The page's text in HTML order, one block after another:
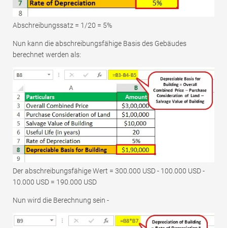
Abschreibungssatz = 1/20 = 5%
Nun kann die abschreibungsfähige Basis des Gebäudes
berechnet werden als:
Der abschreibungsfähige Wert = 300.000 USD - 100.000 USD -
10.000 USD = 190.000 USD
Nun wird die Berechnung sein -